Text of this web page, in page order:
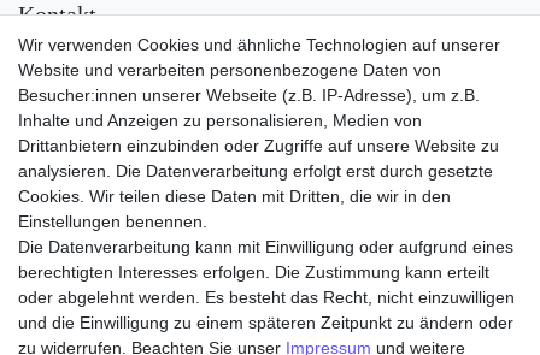
Wir verwenden Cookies und ähnliche Technologien auf unserer
Website und verarbeiten personenbezogene Daten von
Besucher:innen unserer Webseite (z.B. IP-Adresse), um z.B.
Inhalte und Anzeigen zu personalisieren, Medien von
Drittanbietern einzubinden oder Zugriffe auf unsere Website zu
analysieren. Die Datenverarbeitung erfolgt erst durch gesetzte
Cookies. Wir teilen diese Daten mit Dritten, die wir in den
Einstellungen benennen.
Die Datenverarbeitung kann mit Einwilligung oder aufgrund eines
berechtigten Interesses erfolgen. Die Zustimmung kann erteilt
oder abgelehnt werden. Es besteht das Recht, nicht einzuwilligen
und die Einwilligung zu einem späteren Zeitpunkt zu ändern oder
zu widerrufen. Beachten Sie unser Impressum und weitere
Kontakt
Versand
Zahlungsarten